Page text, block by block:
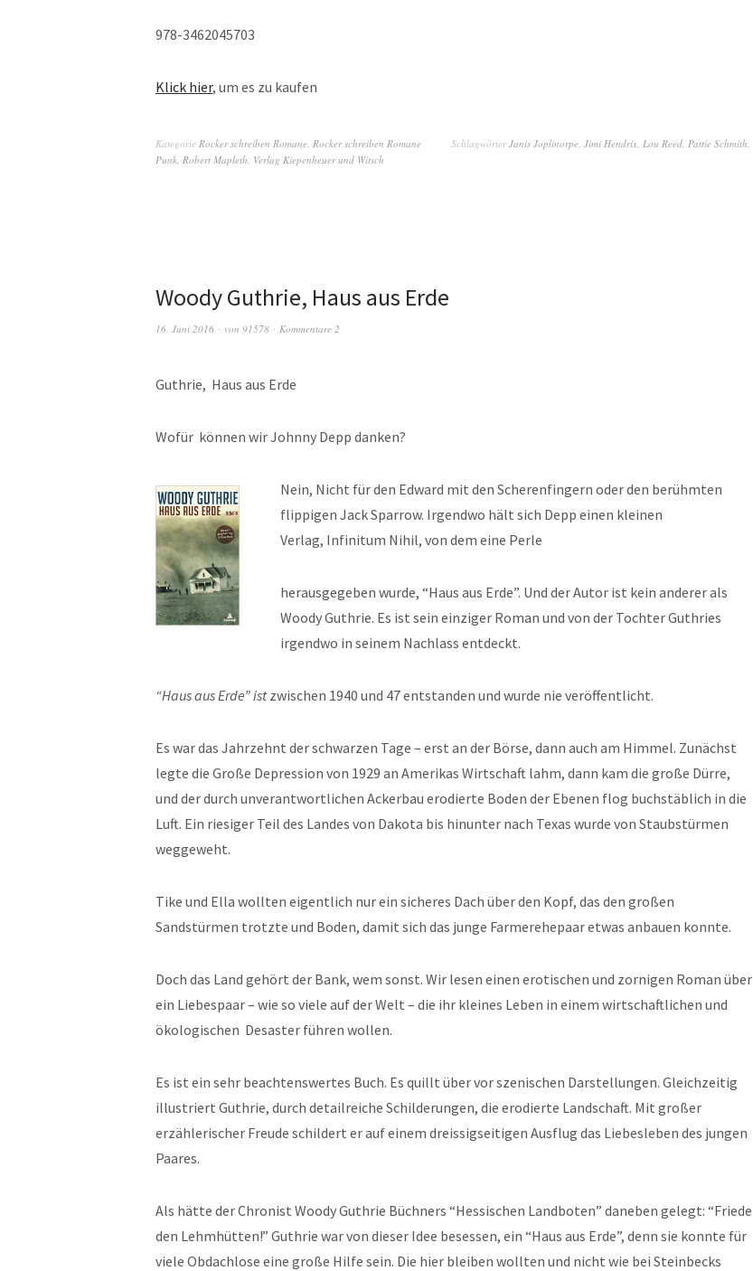
978-3462045703
Klick hier, um es zu kaufen
Kategorie Rocker schreiben Romane, Rocker schreiben Romane SchlagwörterJanis Joplinorpe, Jimi Hendrix, Lou Reed, Pattie Schmith,
Punk, Robert Mapleth, Verlag Kiepenheuer und Witsch
Woody Guthrie, Haus aus Erde
16. Juni 2016 von 91578 Kommentare 2
Guthrie, Haus aus Erde
Wofür können wir Johnny Depp danken?
Nein, Nicht für den Edward mit den Scherenfingern oder den berühmten
flippigen Jack Sparrow. Irgendwo hält sich Depp einen kleinen
Verlag, Infinitum Nihil, von dem eine Perle
herausgegeben wurde, “Haus aus Erde”. Und der Autor ist kein anderer als
Woody Guthrie. Es ist sein einziger Roman und von der Tochter Guthries
irgendwo in seinem Nachlass entdeckt.
“Haus aus Erde” istzwischen 1940 und 47 entstanden und wurde nie veröffentlicht.
Es war das Jahrzehnt der schwarzen Tage – erst an der Börse, dann auch am Himmel. Zunächst
legte die Große Depression von 1929 an Amerikas Wirtschaft lahm, dann kam die große Dürre,
und der durch unverantwortlichen Ackerbau erodierte Boden der Ebenen flog buchstäblich in die
Luft. Ein riesiger Teil des Landes von Dakota bis hinunter nach Texas wurde von Staubstürmen
weggeweht.
Tike und Ella wollten eigentlich nur ein sicheres Dach über den Kopf, das den großen
Sandstürmen trotzte und Boden, damit sich das junge Farmerehepaar etwas anbauen konnte.
Doch das Land gehört der Bank, wem sonst. Wir lesen einen erotischen und zornigen Roman über
ein Liebespaar – wie so viele auf der Welt – die ihr kleines Leben in einem wirtschaftlichen und
ökologischen Desaster führen wollen.
Es ist ein sehr beachtenswertes Buch. Es quillt über vor szenischen Darstellungen. Gleichzeitig
illustriert Guthrie, durch detailreiche Schilderungen, die erodierte Landschaft. Mit großer
erzählerischer Freude schildert er auf einem dreissigseitigen Ausflug das Liebesleben des jungen
Paares.
Als hätte der Chronist Woody Guthrie Büchners “Hessischen Landboten” daneben gelegt: “Friede
den Lehmhütten!” Guthrie war von dieser Idee besessen, ein “Haus aus Erde”, denn sie konnte für
viele Obdachlose eine große Hilfe sein. Die hier bleiben wollten und nicht wie bei Steinbecks